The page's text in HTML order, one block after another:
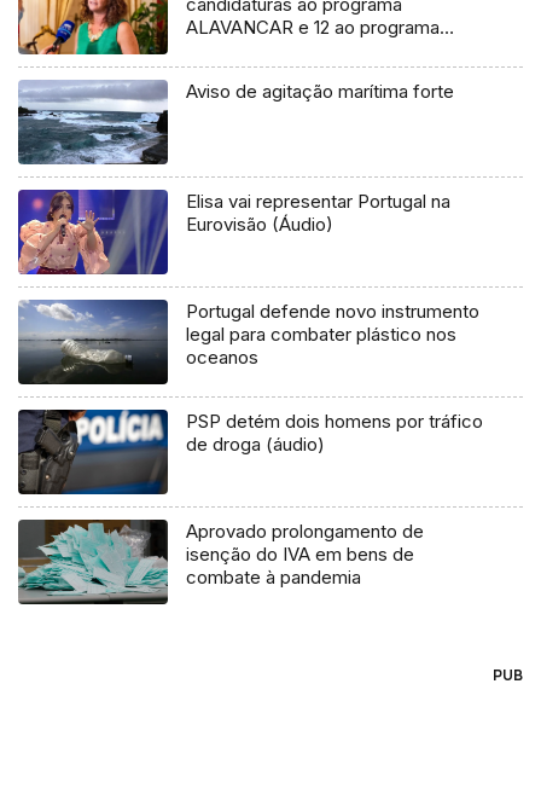
ALAVANCAR e 12 ao programa
Aviso de agitação marítima forte
Elisa vai representar Portugal na
Eurovisão (Áudio)
Portugal defende novo instrumento
legal para combater plástico nos
oceanos
PSP detém dois homens por tráfico
de droga (áudio)
Aprovado prolongamento de
isenção do IVA em bens de
combate à pandemia
PUB